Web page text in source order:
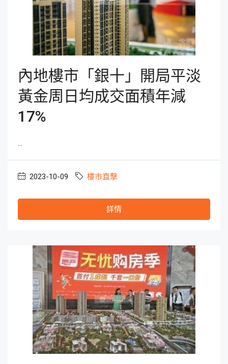
內地樓市「銀十」開局平淡
黃金周日均成交面積年減
17%
...
2023-10-09 樓市直撃
詳情